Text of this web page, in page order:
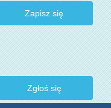
Zgłoś się